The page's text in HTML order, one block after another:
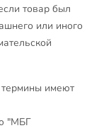
товар был
или иного
имеют
"МБГ